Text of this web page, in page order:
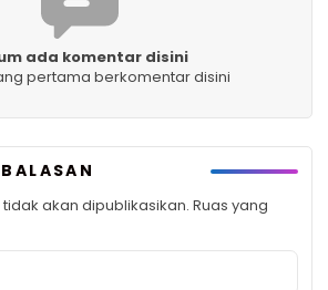
ada komentar disini
pertama berkomentar disini
akan dipublikasikan. Ruas yang